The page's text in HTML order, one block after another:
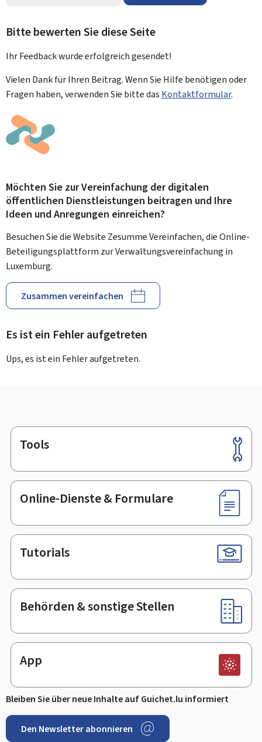
Bitte bewerten Sie diese Seite
Ihr Feedback wurdeerfolgreichgesendet!
Vielen Dank für Ihren Beitrag. Wenn Sie Hilfe benötigen oder
Fragen haben, verwenden Sie bitte das Kontaktformular.
Möchten Sie zur Vereinfachung der digitalen
öffentlichen Dienstleistungen beitragen und Ihre
Ideen und Anregungen einreichen?
Besuchen Sie die Website Zesumme Vereinfachen, die Online-
Beteiligungsplattform zur Verwaltungsvereinfachung in
Luxemburg.
Zusammen vereinfachen
Es ist ein Fehler aufgetreten
Ups, es ist ein Fehler aufgetreten.
Footer
Tools
Online-Dienste & Formulare
Tutorials
Behörden & sonstige Stellen
App
Bleiben Sie über neue Inhalte auf Guichet.lu informiert
Den Newsletter abonnieren